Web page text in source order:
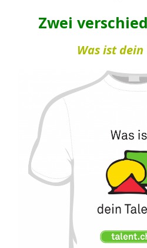
Zwei
Was ist dein